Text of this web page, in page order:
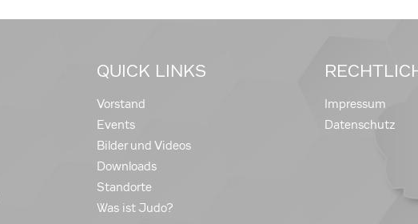
QUICK LINKS
Vorstand
Events
Bilder und Videos
Downloads
Standorte
Was ist Judo?
Impressum
Datenschutz